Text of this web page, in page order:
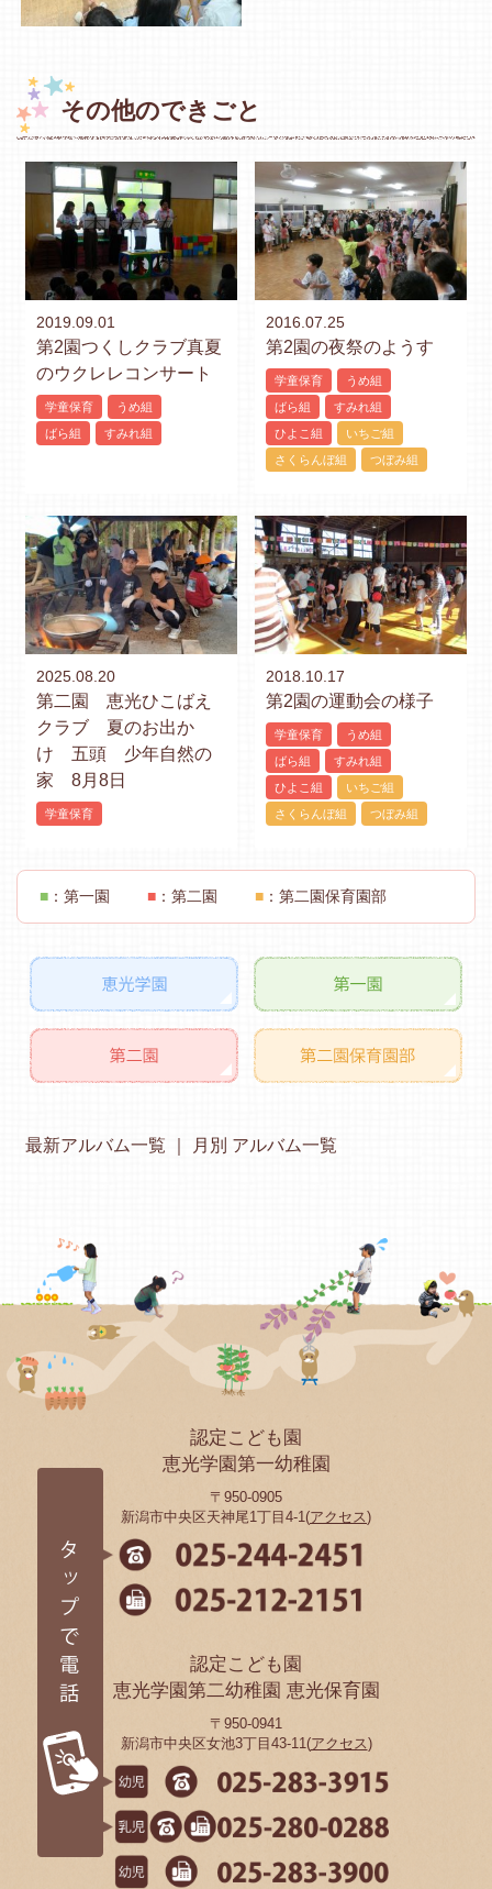
その他のできごと
2019.09.01
第2園つくしクラブ真夏
のウクレレコンサート
学童保育
うめ組
ばら組
すみれ組
2016.07.25
第2園の夜祭のようす
学童保育
うめ組
ばら組
すみれ組
ひよこ組
いちご組
さくらんぼ組
つぼみ組
2025.08.20
第二園 恵光ひこばえ
クラブ 夏のお出か
け 五頭 少年自然の
家 8月8日
学童保育
2018.10.17
第2園の運動会の様子
学童保育
うめ組
ばら組
すみれ組
ひよこ組
いちご組
さくらんぼ組
つぼみ組
■ ：第一園 ■ ：第二園 ■ ：第二園保育園部
最新アルバム一覧 月別 アルバム一覧
認定こども園
恵光学園第一幼稚園
〒950-0905
新潟市中央区天神尾1丁目4-1(アクセス)
認定こども園
恵光学園第二幼稚園 恵光保育園
〒950-0941
新潟市中央区女池3丁目43-11(アクセス)